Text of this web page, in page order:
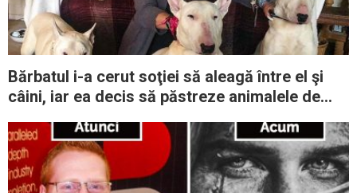
Bărbatul i-a cerut soţiei să aleagă între el şi
câini, iar ea decis să păstreze animalele de